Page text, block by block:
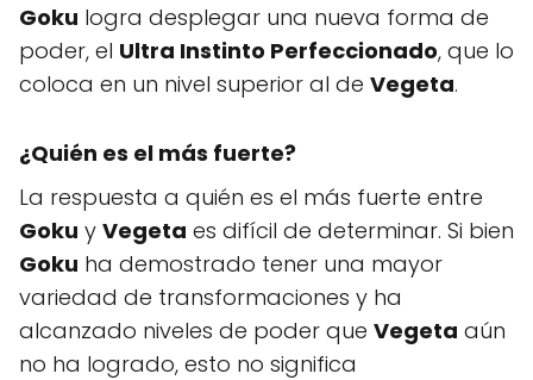
Goku logra desplegar una nueva forma de
poder, el Ultra Instinto Perfeccionado, que lo
coloca en un nivel superior al de Vegeta.
¿Quién es el más fuerte?
La respuesta a quién es el más fuerte entre
Goku y Vegeta es difícil de determinar. Si bien
Goku ha demostrado tener una mayor
variedad de transformaciones y ha
alcanzado niveles de poder que Vegeta aún
no ha logrado, esto no significa